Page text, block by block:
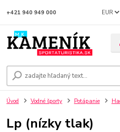
EUR
+421 940 949 000
Úvod Vodné športy Potápanie
Lp (nízky tlak)